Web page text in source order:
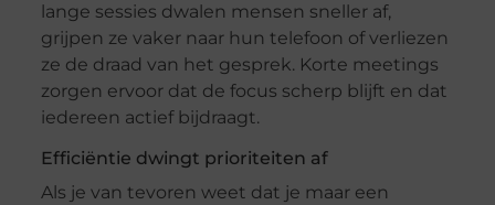
lange sessies dwalen mensen sneller af,
grijpen ze vaker naar hun telefoon of verliezen
ze de draad van het gesprek. Korte meetings
zorgen ervoor dat de focus scherp blijft en dat
iedereen actief bijdraagt.
Efficiëntie dwingt prioriteiten af
Als je van tevoren weet dat je maar een